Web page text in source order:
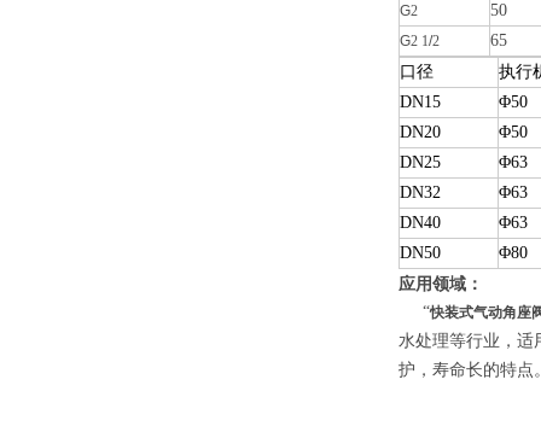
G2 50
G2 1/2
65
口径
执行
DN15
Φ50
DN20
Φ50
DN25
Φ63
DN32
Φ63
DN40
Φ63
DN50
Φ80
应用领域：
“快装式气动角座
水处理等行业，适
护，寿命长的特点